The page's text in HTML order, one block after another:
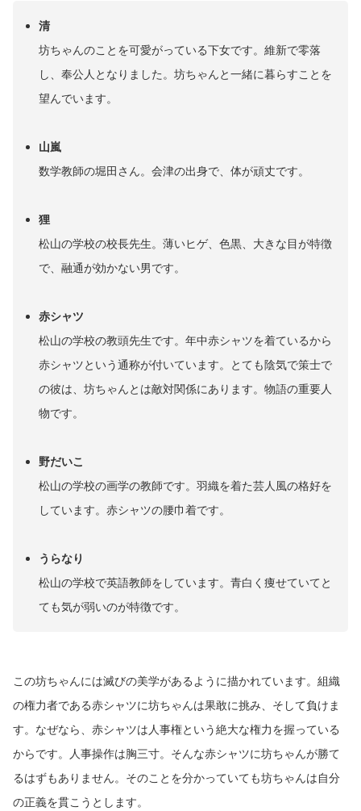
清
坊ちゃんのことを可愛がっている下女です。維新で零落
し、奉公人となりました。坊ちゃんと一緒に暮らすことを
望んでいます。
山嵐
数学教師の堀田さん。会津の出身で、体が頑丈です。
狸
松山の学校の校長先生。薄いヒゲ、色黒、大きな目が特徴
で、融通が効かない男です。
赤シャツ
松山の学校の教頭先生です。年中赤シャツを着ているから
赤シャツという通称が付いています。とても陰気で策士で
の彼は、坊ちゃんとは敵対関係にあります。物語の重要人
物です。
野だいこ
松山の学校の画学の教師です。羽織を着た芸人風の格好を
しています。赤シャツの腰巾着です。
うらなり
松山の学校で英語教師をしています。青白く痩せていてと
ても気が弱いのが特徴です。
この坊ちゃんには滅びの美学があるように描かれています。組織
の権力者である赤シャツに坊ちゃんは果敢に挑み、そして負けま
す。なぜなら、赤シャツは人事権という絶大な権力を握っている
からです。人事操作は胸三寸。そんな赤シャツに坊ちゃんが勝て
るはずもありません。そのことを分かっていても坊ちゃんは自分
の正義を貫こうとします。